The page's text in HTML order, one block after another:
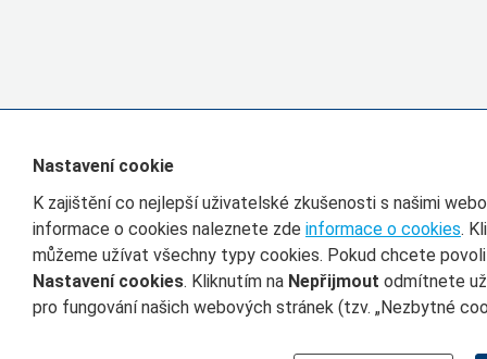
Nastavení cookie
K zajištění co nejlepší uživatelské zkušenosti s našimi
informace o cookies naleznete zde informace o cookies.
můžeme užívat všechny typy cookies. Pokud chcete
Nastavení cookies. Kliknutím na Nepřijmout odmítnete
pro fungování našich webových stránek (tzv. „Nezbytné